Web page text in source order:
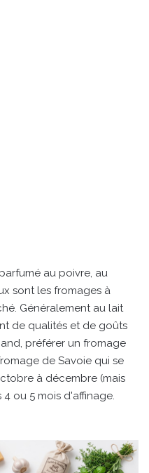
au poivre, au
sont les fromages à
Généralement au lait
de qualités et de goûts
préférer un fromage
de Savoie qui se
à décembre (mais
ou 5 mois d'affinage.